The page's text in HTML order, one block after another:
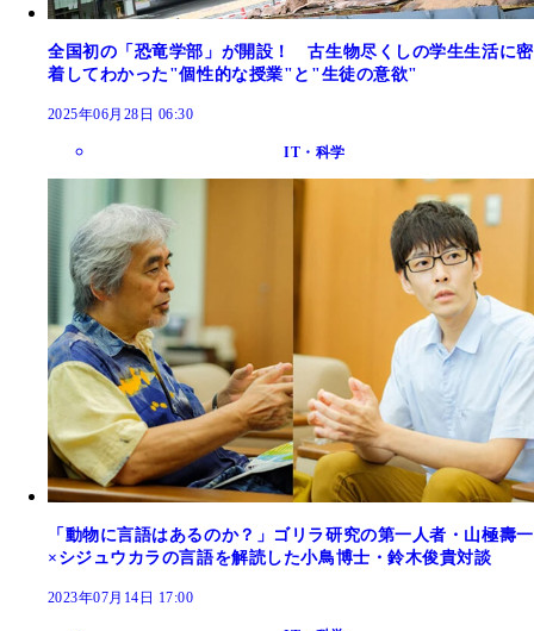
全国初の「恐竜学部」が開設！ 古生物尽くしの学生生活に密
着してわかった"個性的な授業"と"生徒の意欲"
2025年06月28日 06:30
IT・科学
「動物に言語はあるのか？」ゴリラ研究の第一人者・山極壽一
×シジュウカラの言語を解読した小鳥博士・鈴木俊貴対談
2023年07月14日 17:00